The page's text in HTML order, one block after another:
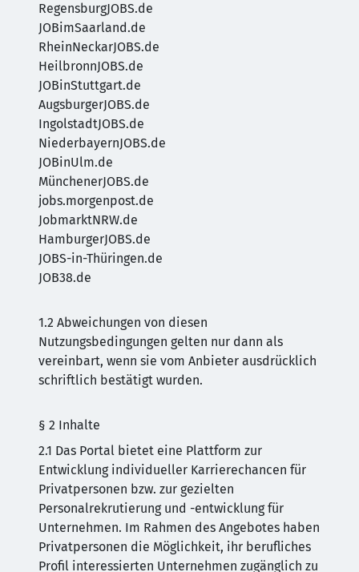
RegensburgJOBS.de
JOBimSaarland.de
RheinNeckarJOBS.de
HeilbronnJOBS.de
JOBinStuttgart.de
AugsburgerJOBS.de
IngolstadtJOBS.de
NiederbayernJOBS.de
JOBinUlm.de
MünchenerJOBS.de
jobs.morgenpost.de
JobmarktNRW.de
HamburgerJOBS.de
JOBS-in-Thüringen.de
JOB38.de
1.2 Abweichungen von diesen
Nutzungsbedingungen gelten nur dann als
vereinbart, wenn sie vom Anbieter ausdrücklich
schriftlich bestätigt wurden.
§ 2 Inhalte
2.1 Das Portal bietet eine Plattform zur
Entwicklung individueller Karrierechancen für
Privatpersonen bzw. zur gezielten
Personalrekrutierung und -entwicklung für
Unternehmen. Im Rahmen des Angebotes haben
Privatpersonen die Möglichkeit, ihr berufliches
Profil interessierten Unternehmen zugänglich zu